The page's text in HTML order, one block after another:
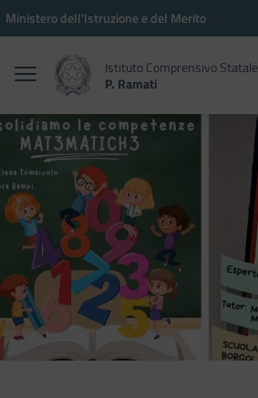
Vai ai contenuti
Vai al menu di navigazione
Vai al footer
Ministero dell'Istruzione e del Merito
Istituto Comprensivo Statale
P. Ramati